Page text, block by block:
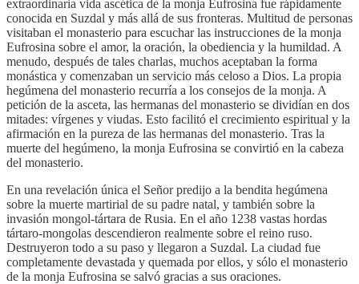
extraordinaria vida ascética de la monja Eufrosina fue rápidamente
conocida en Suzdal y más allá de sus fronteras. Multitud de personas
visitaban el monasterio para escuchar las instrucciones de la monja
Eufrosina sobre el amor, la oración, la obediencia y la humildad. A
menudo, después de tales charlas, muchos aceptaban la forma
monástica y comenzaban un servicio más celoso a Dios. La propia
hegúmena del monasterio recurría a los consejos de la monja. A
petición de la asceta, las hermanas del monasterio se dividían en dos
mitades: vírgenes y viudas. Esto facilitó el crecimiento espiritual y la
afirmación en la pureza de las hermanas del monasterio. Tras la
muerte del hegúmeno, la monja Eufrosina se convirtió en la cabeza
del monasterio.
En una revelación única el Señor predijo a la bendita hegúmena
sobre la muerte martirial de su padre natal, y también sobre la
invasión mongol-tártara de Rusia. En el año 1238 vastas hordas
tártaro-mongolas descendieron realmente sobre el reino ruso.
Destruyeron todo a su paso y llegaron a Suzdal. La ciudad fue
completamente devastada y quemada por ellos, y sólo el monasterio
de la monja Eufrosina se salvó gracias a sus oraciones.